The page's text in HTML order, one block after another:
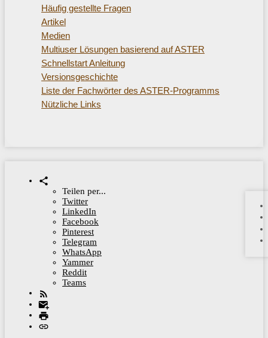
Häufig gestellte Fragen
Artikel
Medien
Multiuser Lösungen basierend auf ASTER
Schnellstart Anleitung
Versionsgeschichte
Liste der Fachwörter des ASTER-Programms
Nützliche Links
Teilen per...
Twitter
LinkedIn
Facebook
Pinterest
Telegram
WhatsApp
Yammer
Reddit
Teams